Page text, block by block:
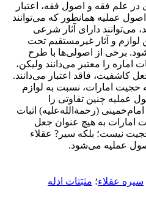
در علم فقه و اصول فقه، اعتبار
عملیه همانطور که می‌توانند
می‌توانند دارای آثار شرعی
لوازم و آثار غیرمستقیم تحت
برخی از اصولی‌ها با طرح
اماره را معتبر می‌دانند ولیکن،
کاشفیت، فاقد اعتبار می‌دانند.
حجیت امارات، نسبت به لوازم
عملیه چنین تفاوتی را
(رحمة‌الله‌علیه) اثبات
امارات به هیچ عنوان جعل
نیست؛ بلکه سیر? عقلاء
عملیه می‌شود.
سیره عقلاء؛ مثبَتات ادله